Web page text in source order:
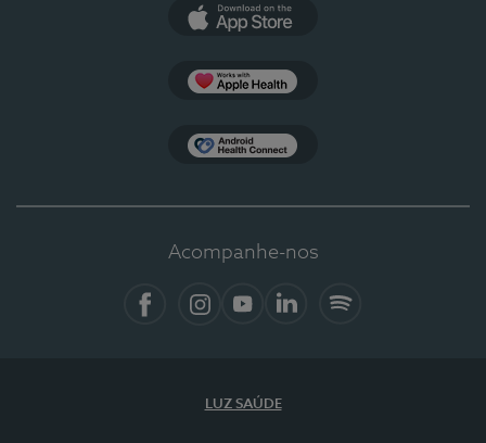
Acompanhe-nos
LUZ SAÚDE